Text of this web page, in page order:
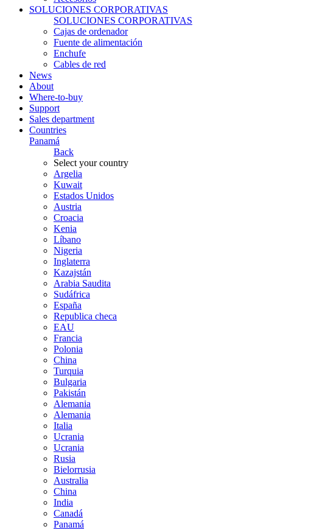
SOLUCIONES CORPORATIVAS
SOLUCIONES CORPORATIVAS
Cajas de ordenador
Fuente de alimentación
Enchufe
Cables de red
News
About
Where-to-buy
Support
Sales department
Countries
Panamá
Back
Select your country
Argelia
Kuwait
Estados Unidos
Austria
Croacia
Kenia
Líbano
Nigeria
Inglaterra
Kazajstán
Arabia Saudita
Sudáfrica
España
Republica checa
EAU
Francia
Polonia
China
Turquia
Bulgaria
Pakistán
Alemania
Alemania
Italia
Ucrania
Ucrania
Rusia
Bielorrusia
Australia
China
India
Canadá
Panamá